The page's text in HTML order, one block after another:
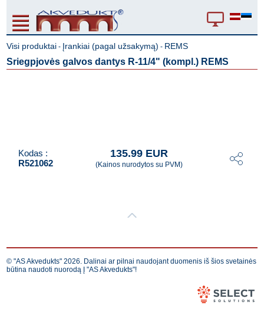
Visi produktai - Įrankiai (pagal užsakymą) - REMS
Sriegpjovės galvos dantys R-11/4" (kompl.) REMS
Kodas :
R521062
135.99 EUR
(Kainos nurodytos su PVM)
© "AS Akvedukts" 2026. Dalinai ar pilnai naudojant duomenis iš šios svetainės
būtina naudoti nuorodą Į "AS Akvedukts"!